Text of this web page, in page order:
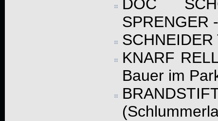
DOC
SPRENGER
KNARF
Bauer im